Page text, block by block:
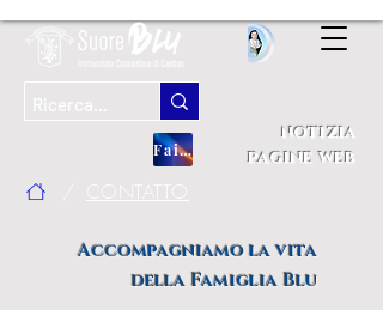
Fai una donazione
notizia
pagine web
CONTATTO
Accompagniamo la vita
della Famiglia Blu